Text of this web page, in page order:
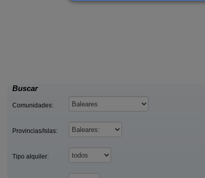
Buscar
Comunidades:
Provincias/Islas:
Tipo alquiler: